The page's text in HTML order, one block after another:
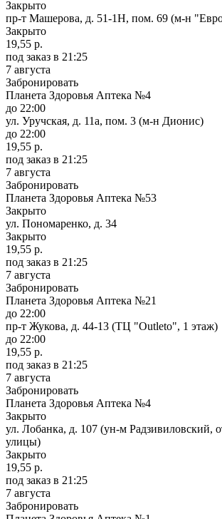
Закрыто
пр-т Машерова, д. 51-1Н, пом. 69 (м-н
Закрыто
19,55 р.
под заказ в 21:25
7 августа
Забронировать
Планета Здоровья Аптека №4
до 22:00
ул. Уручская, д. 11а, пом. 3 (м-н Дионис)
до 22:00
19,55 р.
под заказ в 21:25
7 августа
Забронировать
Планета Здоровья Аптека №53
Закрыто
ул. Пономаренко, д. 34
Закрыто
19,55 р.
под заказ в 21:25
7 августа
Забронировать
Планета Здоровья Аптека №21
до 22:00
пр-т Жукова, д. 44-13 (ТЦ "Outleto", 1 этаж)
до 22:00
19,55 р.
под заказ в 21:25
7 августа
Забронировать
Планета Здоровья Аптека №4
Закрыто
ул. Лобанка, д. 107 (ун-м Радзивиловский,
улицы)
Закрыто
19,55 р.
под заказ в 21:25
7 августа
Забронировать